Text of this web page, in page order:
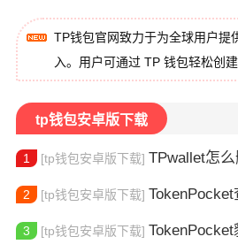
TP钱包官网致力于为全球用户提
入。用户可通过 TP 钱包轻松创
tp钱包安卓版下载
1 [tp钱包安卓版下载] TPwallet怎么删除地址
2 [tp钱包安卓版下载] TokenPocket查汇
3 [tp钱包安卓版下载] TokenPocket豹子号地